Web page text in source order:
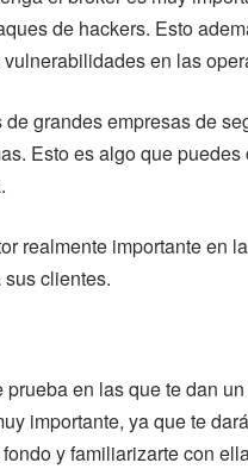
de hackers. Esto
en las
grandes empresas de
Esto es algo que puedes
realmente importante en
clientes.
en las que te dan
importante, ya que te
y familiarizarte con